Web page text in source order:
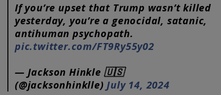
If you’re upset that Trump wasn’t killed
yesterday, you’re a genocidal, satanic,
antihuman psychopath.
pic.twitter.com/FT9Ry55y02
— Jackson Hinkle 🇺🇸
(@jacksonhinklle) July 14, 2024